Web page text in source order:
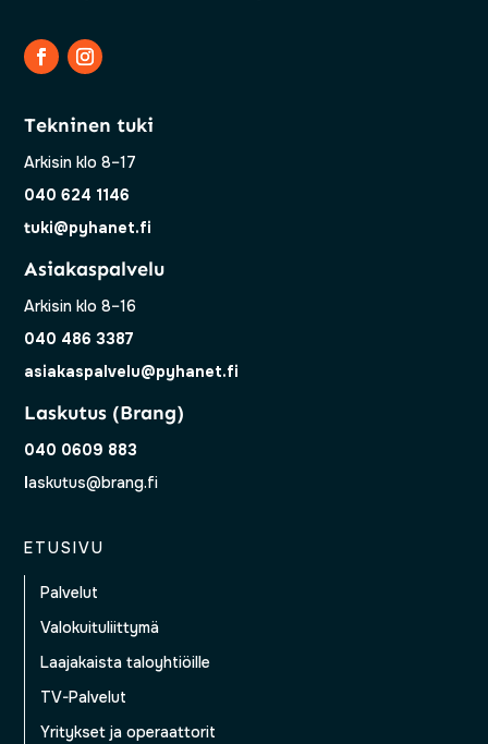
Tekninen tuki
Arkisin klo 8–17
040 624 1146
tuki@pyhanet.fi
Asiakaspalvelu
Arkisin klo 8–16
040 486 3387
asiakaspalvelu@pyhanet.fi
Laskutus (Brang)
040 0609 883
laskutus@brang.fi
ETUSIVU
Palvelut
Valokuituliittymä
Laajakaista taloyhtiöille
TV-Palvelut
Yritykset ja operaattorit